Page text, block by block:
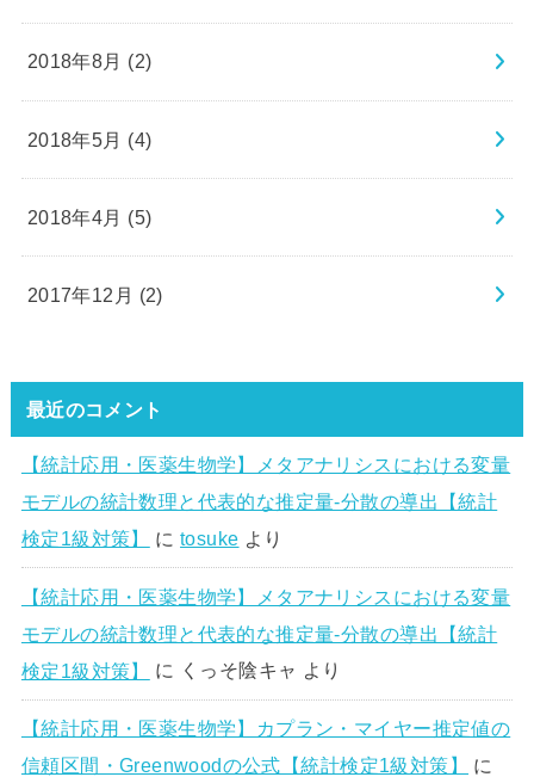
2018年8月 (2)
2018年5月 (4)
2018年4月 (5)
2017年12月 (2)
最近のコメント
【統計応用・医薬生物学】メタアナリシスにおける変量
モデルの統計数理と代表的な推定量-分散の導出【統計
検定1級対策】
にtosuke より
【統計応用・医薬生物学】メタアナリシスにおける変量
モデルの統計数理と代表的な推定量-分散の導出【統計
検定1級対策】
に くっそ陰キャ より
【統計応用・医薬生物学】カプラン・マイヤー推定値の
信頼区間・Greenwoodの公式【統計検定1級対策】
に